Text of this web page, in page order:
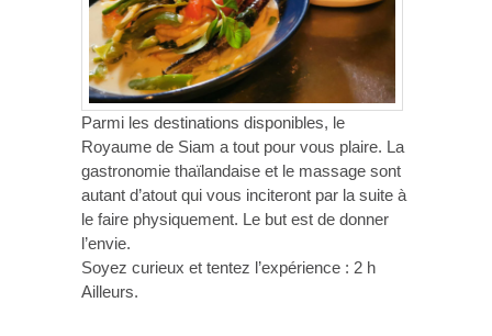
Parmi les destinations disponibles, le
Royaume de Siam a tout pour vous plaire. La
gastronomie thaïlandaise et le massage sont
autant d’atout qui vous inciteront par la suite à
le faire physiquement. Le but est de donner
l’envie.
Soyez curieux et tentez l’expérience : 2 h
Ailleurs.